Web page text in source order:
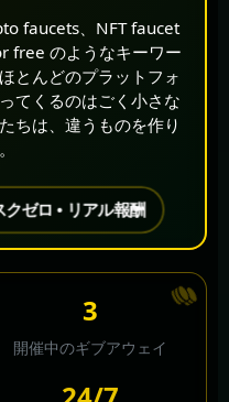
faucets、NFT faucet
free のようなキーワー
とんどのプラットフォ
てくるのはごく小さな
ちは、違うものを作り
ゼロ • リアル報酬
3
開催中のギブアウェイ